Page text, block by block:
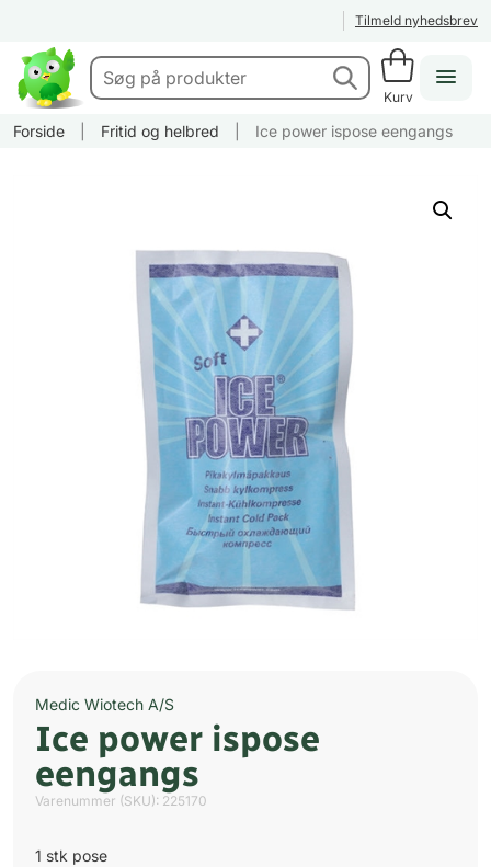
Tilmeld nyhedsbrev
Kurv
Forside Fritid og helbred Ice power ispose eengangs
Medic Wiotech A/S
Ice power ispose
eengangs
Varenummer (SKU): 225170
1 stk pose